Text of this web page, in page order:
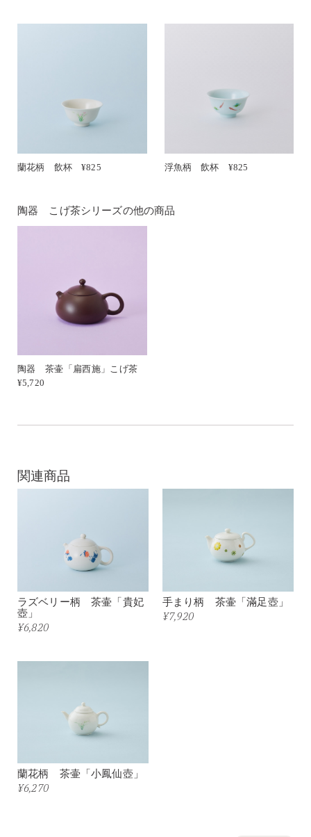
蘭花柄 飲杯 ¥825 浮魚柄 飲杯 ¥825
陶器 こげ茶シリーズの他の商品
陶器 茶壷「扁西施」こげ茶
¥5,720
関連商品
ラズベリー柄 茶壷「貴妃
壺」
¥6,820
手まり柄 茶壷「滿足壺」
¥7,920
蘭花柄 茶壷「小鳳仙壺」
¥6,270